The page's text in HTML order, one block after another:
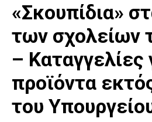
«Σκουπίδια»
των σχολείων
– Καταγγελίες
προϊόντα
του